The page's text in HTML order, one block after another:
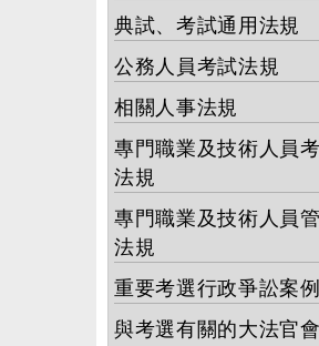
典試、考試通用法規
公務人員考試法規
相關人事法規
專門職業及技術人員
法規
專門職業及技術人員
法規
重要考選行政爭訟案例
與考選有關的大法官